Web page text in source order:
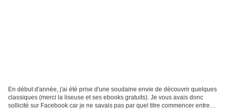
En début d'année, j'ai été prise d'une soudaine envie de découvrir quelques
classiques (merci la liseuse et ses ebooks gratuits). Je vous avais donc
sollicité sur Facebook car je ne savais pas par quel titre commencer entre